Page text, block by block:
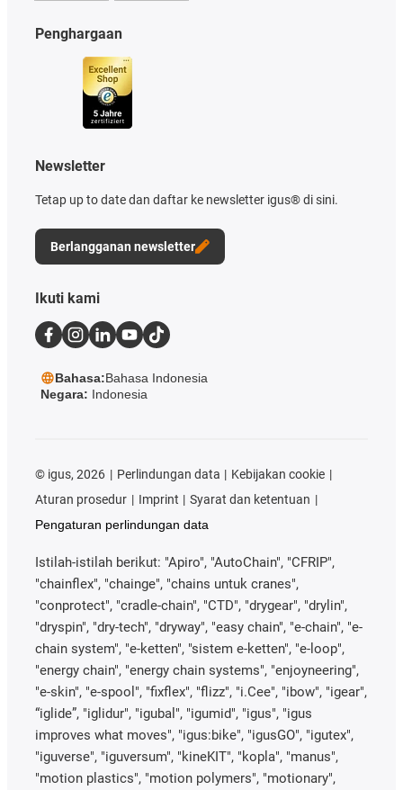
Penghargaan
Newsletter
Tetap up to date dan daftar ke newsletter igus® di sini.
Berlangganan newsletter
Ikuti kami
Bahasa:Bahasa Indonesia
Negara: Indonesia
© igus, 2026 Perlindungan data
Kebijakan cookie
Aturan prosedur
Imprint
Syarat dan ketentuan
Pengaturan perlindungan data
Istilah-istilah berikut: "Apiro", "AutoChain", "CFRIP",
"chainflex", "chainge", "chains untuk cranes",
"conprotect", "cradle-chain", "CTD", "drygear", "drylin",
"dryspin", "dry-tech", "dryway", "easy chain", "e-chain", "e-
chain system", "e-ketten", "sistem e-ketten", "e-loop",
"energy chain", "energy chain systems", "enjoyneering",
"e-skin", "e-spool", "fixflex", "flizz", "i.Cee", "ibow", "igear",
“iglide”, "iglidur", "igubal", "igumid", "igus", "igus
improves what moves", "igus:bike", "igusGO", "igutex",
"iguverse", "iguversum", "kineKIT", "kopla", "manus",
"motion plastics", "motion polymers", "motionary",